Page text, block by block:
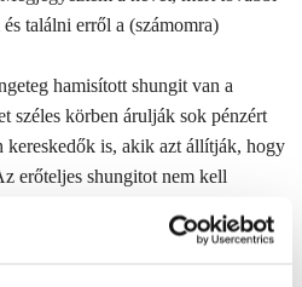
találni erről a (számomra)
hamisított shungit van a
széles körben árulják sok pénzért
kereskedők is, akik azt állítják, hogy
erőteljes shungitot nem kell
a valódi forrásból. Mostantól